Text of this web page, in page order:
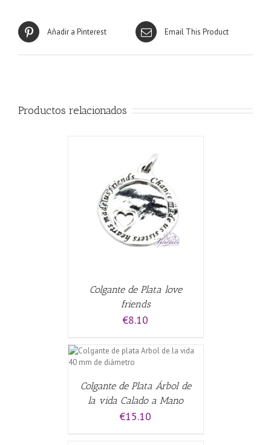
Añadir a Pinterest Email This Product
Productos relacionados
Colgante de Plata love
friends
€8.10
Colgante de Plata Árbol de
la vida Calado a Mano
€15.10